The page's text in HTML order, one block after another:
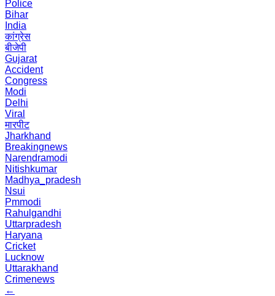
Police
Bihar
India
कांग्रेस
बीजेपी
Gujarat
Accident
Congress
Modi
Delhi
Viral
मारपीट
Jharkhand
Breakingnews
Narendramodi
Nitishkumar
Madhya_pradesh
Nsui
Pmmodi
Rahulgandhi
Uttarpradesh
Haryana
Cricket
Lucknow
Uttarakhand
Crimenews
←